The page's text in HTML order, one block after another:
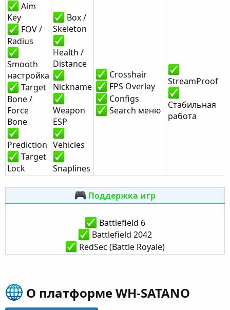
Aim
Key
FOV /
Radius
Smooth
настройка
Target
Bone /
Force
Bone
Prediction
Target
Lock
Box /
Skeleton
Health /
Distance
Nickname
Weapon
ESP
Vehicles
Snaplines
Crosshair
FPS Overlay
Configs
Search меню
StreamProof
Стабильная
работа
Поддержка игр
Battlefield 6
Battlefield 2042
RedSec (Battle Royale)​
О платформе WH-SATANO​